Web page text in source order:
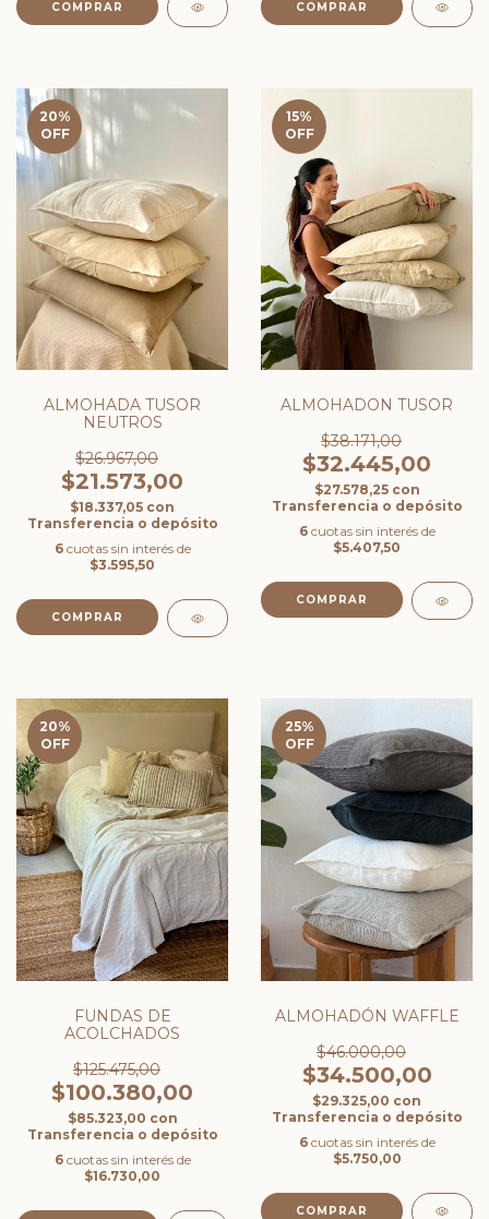
COMPRAR COMPRAR
20%
OFF
ALMOHADA TUSOR
NEUTROS
$26.967,00
$21.573,00
$18.337,05 con
Transferencia o depósito
6 cuotas sin interés de
$3.595,50
COMPRAR
15%
OFF
ALMOHADON TUSOR
$38.171,00
$32.445,00
$27.578,25 con
Transferencia o depósito
6 cuotas sin interés de
$5.407,50
COMPRAR
20%
OFF
FUNDAS DE
ACOLCHADOS
$125.475,00
$100.380,00
$85.323,00 con
Transferencia o depósito
6 cuotas sin interés de
$16.730,00
25%
OFF
ALMOHADÓN WAFFLE
$46.000,00
$34.500,00
$29.325,00 con
Transferencia o depósito
6 cuotas sin interés de
$5.750,00
COMPRAR